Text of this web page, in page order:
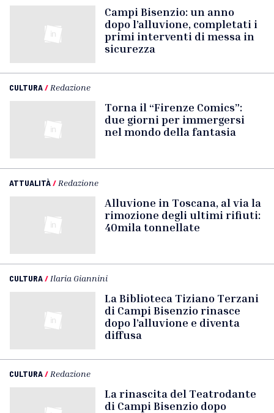
Campi Bisenzio: un anno
dopo l’alluvione, completati i
primi interventi di messa in
sicurezza
CULTURA/ Redazione
Torna il “Firenze Comics”:
due giorni per immergersi
nel mondo della fantasia
ATTUALITÀ/ Redazione
Alluvione in Toscana, al via la
rimozione degli ultimi rifiuti:
40mila tonnellate
CULTURA/ Ilaria Giannini
La Biblioteca Tiziano Terzani
di Campi Bisenzio rinasce
dopo l’alluvione e diventa
diffusa
CULTURA/ Redazione
La rinascita del Teatrodante
di Campi Bisenzio dopo